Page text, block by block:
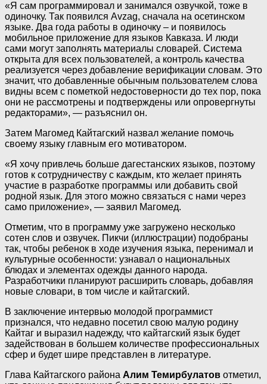
«Я сам программировал и занимался озвучкой, тоже в
одиночку. Так появился Avzag, сначала на осетинском
языке. Два года работы в одиночку – и появилось
мобильное приложение для языков Кавказа. И люди
сами могут заполнять материалы словарей. Система
открыта для всех пользователей, а контроль качества
реализуется через добавление верификации словам. Это
значит, что добавленные обычным пользователем слова
видны всем с пометкой недостоверности до тех пор, пока
они не рассмотрены и подтверждены или опровергнуты
редакторами», — разъяснил он.
Затем Магомед Кайтагский назвал желание помочь
своему языку главным его мотиватором.
«Я хочу привлечь больше дагестанских языков, поэтому
готов к сотрудничеству с каждым, кто желает принять
участие в разработке программы или добавить свой
родной язык. Для этого можно связаться с нами через
само приложение», — заявил Магомед.
Отметим, что в программу уже загружено несколько
сотен слов и озвучек. Пикчи (иллюстрации) подобраны
так, чтобы ребенок в ходе изучения языка, перенимал и
культурные особенности: узнавал о национальных
блюдах и элементах одежды данного народа.
Разработчики планируют расширить словарь, добавляя
новые словари, в том числе и кайтагский.
В заключение интервью молодой программист
признался, что недавно посетил свою малую родину
Кайтаг и выразил надежду, что кайтагский язык будет
задействован в большем количестве профессиональных
сфер и будет шире представлен в литературе.
Глава Кайтагского района Алим Темирбулатов отметил,